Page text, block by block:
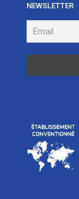
NEWSLETTER